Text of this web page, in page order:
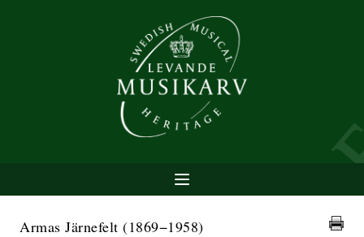
Armas Järnefelt (1869−1958)